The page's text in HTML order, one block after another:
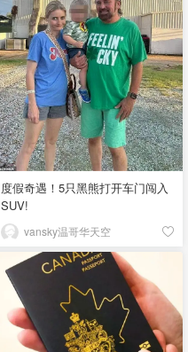
度假奇遇！5只黑熊打开车门闯入
SUV!
vansky温哥华天空